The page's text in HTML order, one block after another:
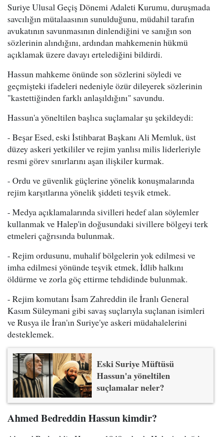
Suriye Ulusal Geçiş Dönemi Adaleti Kurumu, duruşmada
savcılığın mütalaasının sunulduğunu, müdahil tarafın
avukatının savunmasının dinlendiğini ve sanığın son
sözlerinin alındığını, ardından mahkemenin hükmü
açıklamak üzere davayı ertelediğini bildirdi.
Hassun mahkeme önünde son sözlerini söyledi ve
geçmişteki ifadeleri nedeniyle özür dileyerek sözlerinin
"kastettiğinden farklı anlaşıldığını" savundu.
Hassun'a yöneltilen başlıca suçlamalar şu şekildeydi:
- Beşar Esed, eski İstihbarat Başkanı Ali Memluk, üst
düzey askeri yetkililer ve rejim yanlısı milis liderleriyle
resmi görev sınırlarını aşan ilişkiler kurmak.
- Ordu ve güvenlik güçlerine yönelik konuşmalarında
rejim karşıtlarına yönelik şiddeti teşvik etmek.
- Medya açıklamalarında sivilleri hedef alan söylemler
kullanmak ve Halep'in doğusundaki sivillere bölgeyi terk
etmeleri çağrısında bulunmak.
- Rejim ordusunu, muhalif bölgelerin yok edilmesi ve
imha edilmesi yönünde teşvik etmek, İdlib halkını
öldürme ve zorla göç ettirme tehdidinde bulunmak.
- Rejim komutanı İsam Zahreddin ile İranlı General
Kasım Süleymani gibi savaş suçlarıyla suçlanan isimleri
ve Rusya ile İran'ın Suriye'ye askeri müdahalelerini
desteklemek.
Eski Suriye Müftüsü
Hassun'a yöneltilen
suçlamalar neler?
Ahmed Bedreddin Hassun kimdir?